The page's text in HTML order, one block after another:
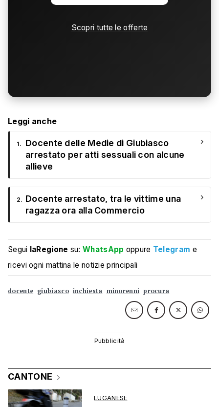
Scopri tutte le offerte
Leggi anche
1.
Docente delle Medie di Giubiasco
arrestato per atti sessuali con alcune
allieve
›
2. Docente arrestato, tra le vittime una
ragazza ora alla Commercio
›
Segui laRegione su:WhatsApp oppure Telegram e
ricevi ogni mattina le notizie principali
docente giubiasco inchiesta minorenni procura
CANTONE
LUGANESE